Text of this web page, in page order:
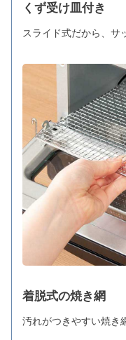
くず受け皿付き
スライド式だから、サ
着脱式の焼き網
汚れがつきやすい焼き